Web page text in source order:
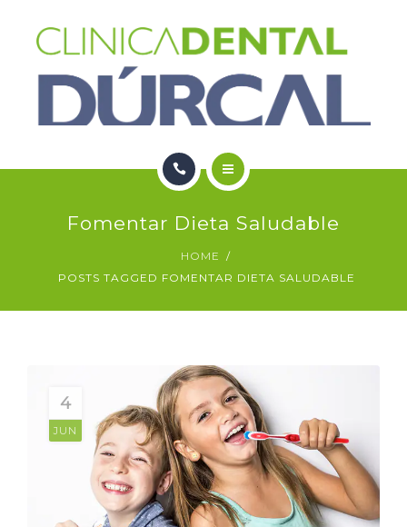
CONTACTO
SERVICIOS
Fomentar Dieta Saludable
HOME
POSTS TAGGED FOMENTAR DIETA SALUDABLE
4
JUN